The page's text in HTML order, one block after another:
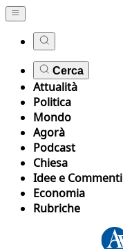
Cerca
Attualità
Politica
Mondo
Agorà
Podcast
Chiesa
Idee e Commenti
Economia
Rubriche